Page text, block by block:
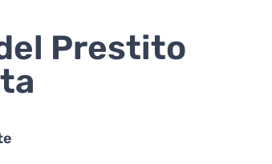
Prestito